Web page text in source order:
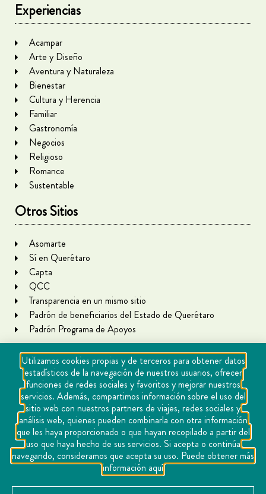
Experiencias
Acampar
Arte y Diseño
Aventura y Naturaleza
Bienestar
Cultura y Herencia
Familiar
Gastronomía
Negocios
Religioso
Romance
Sustentable
Otros Sitios
Asomarte
Sí en Querétaro
Capta
QCC
Transparencia en un mismo sitio
Padrón de beneficiarios del Estado de Querétaro
Padrón Programa de Apoyos
Copyright Querétaro Travel 2021 | v 1.1
Cookies
Aviso de privacidad
Utilizamos cookies propias y de terceros para obtener datos
estadísticos de la navegación de nuestros usuarios, ofrecer
funciones de redes sociales y favoritos y mejorar nuestros
servicios. Además, compartimos información sobre el uso del
sitio web con nuestros partners de viajes, redes sociales y
análisis web, quienes pueden combinarla con otra información
que les haya proporcionado o que hayan recopilado a partir del
uso que haya hecho de sus servicios. Si acepta o continúa
navegando, consideramos que acepta su uso. Puede obtener más
información aquí